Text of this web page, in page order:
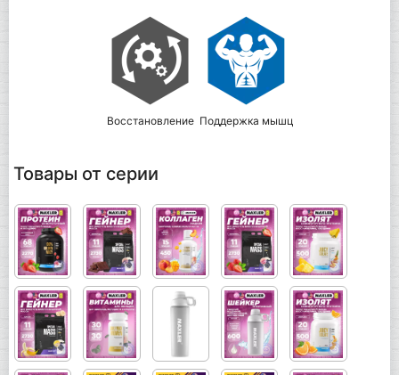
Восстановление Поддержка мышц
Товары от серии